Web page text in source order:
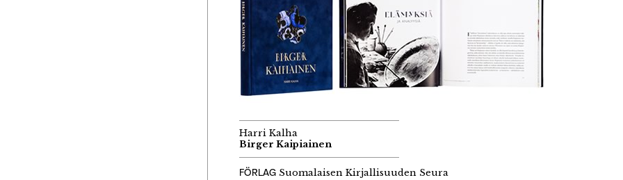
Harri Kalha
Birger Kaipiainen
FÖRLAG Suomalaisen Kirjallisuuden Seura